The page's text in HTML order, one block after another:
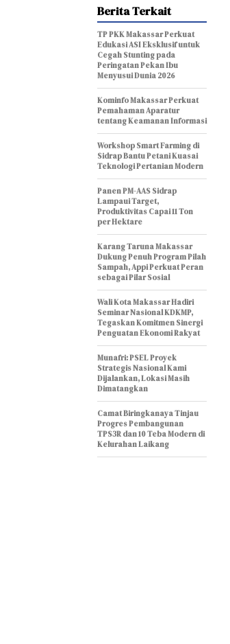
Berita Terkait
TP PKK Makassar Perkuat
Edukasi ASI Eksklusif untuk
Cegah Stunting pada
Peringatan Pekan Ibu
Menyusui Dunia 2026
Kominfo Makassar Perkuat
Pemahaman Aparatur
tentang Keamanan Informasi
Workshop Smart Farming di
Sidrap Bantu Petani Kuasai
Teknologi Pertanian Modern
Panen PM-AAS Sidrap
Lampaui Target,
Produktivitas Capai 11 Ton
per Hektare
Karang Taruna Makassar
Dukung Penuh Program Pilah
Sampah, Appi Perkuat Peran
sebagai Pilar Sosial
Wali Kota Makassar Hadiri
Seminar Nasional KDKMP,
Tegaskan Komitmen Sinergi
Penguatan Ekonomi Rakyat
Munafri: PSEL Proyek
Strategis Nasional Kami
Dijalankan, Lokasi Masih
Dimatangkan
Camat Biringkanaya Tinjau
Progres Pembangunan
TPS3R dan 10 Teba Modern di
Kelurahan Laikang